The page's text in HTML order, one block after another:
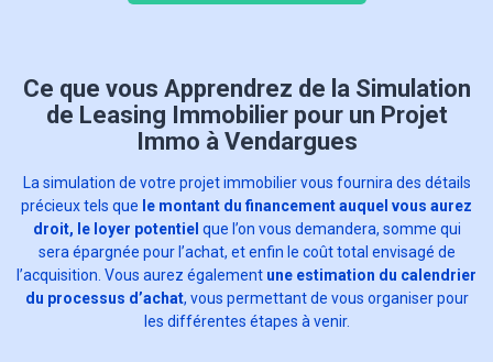
Ce que vous Apprendrez de la Simulation
de Leasing Immobilier pour un Projet
Immo à Vendargues
La simulation de votre projet immobilier vous fournira des détails
précieux tels que le montant du financement auquel vous aurez
droit, le loyer potentiel que l’on vous demandera, somme qui
sera épargnée pour l’achat, et enfin le coût total envisagé de
l’acquisition. Vous aurez également une estimation du calendrier
du processus d’achat, vous permettant de vous organiser pour
les différentes étapes à venir.